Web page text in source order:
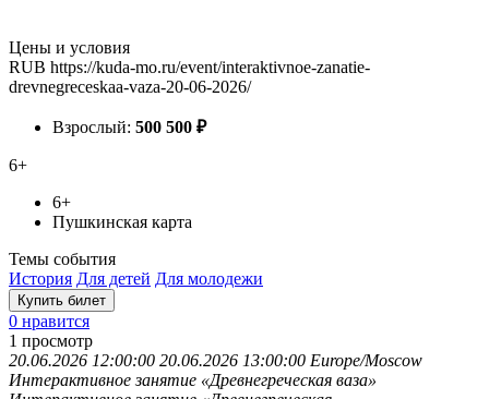
Цены и условия
RUB https://kuda-mo.ru/event/interaktivnoe-zanatie-
drevnegreceskaa-vaza-20-06-2026/
Взрослый: 500 500 ₽
6+
6+
Пушкинская карта
Темы события
История Для детей Для молодежи
Купить билет
0 нравится
1 просмотр
20.06.2026 12:00:00 20.06.2026 13:00:00 Europe/Moscow
Интерактивное занятие «Древнегреческая ваза»